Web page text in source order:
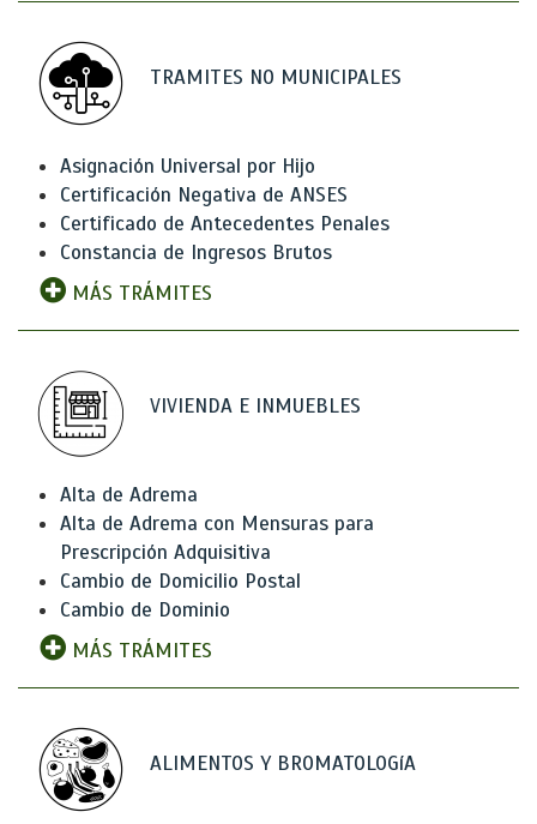
TRAMITES NO MUNICIPALES
Asignación Universal por Hijo
Certificación Negativa de ANSES
Certificado de Antecedentes Penales
Constancia de Ingresos Brutos
MÁS TRÁMITES
VIVIENDA E INMUEBLES
Alta de Adrema
Alta de Adrema con Mensuras para
Prescripción Adquisitiva
Cambio de Domicilio Postal
Cambio de Dominio
MÁS TRÁMITES
ALIMENTOS Y BROMATOLOGíA